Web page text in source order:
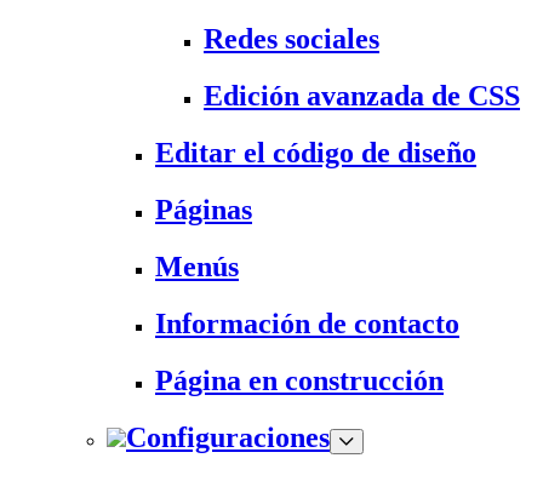
Redes sociales
Edición avanzada de CSS
Editar el código de diseño
Páginas
Menús
Información de contacto
Página en construcción
Configuraciones